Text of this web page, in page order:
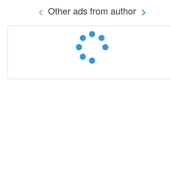
Other ads from author